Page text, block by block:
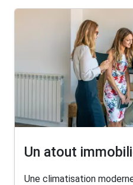
Un atout
Une climatisation